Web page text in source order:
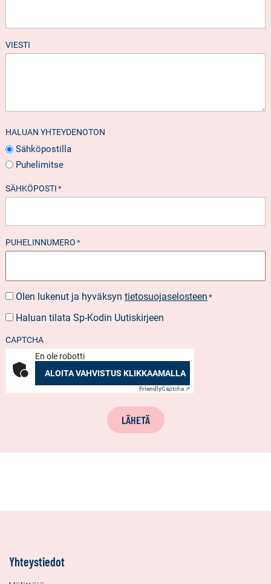
VIESTI
HALUAN YHTEYDENOTON
Sähköpostilla
Puhelimitse
SÄHKÖPOSTI *
PUHELINNUMERO *
SUOSTUMUS*
Olen lukenut ja hyväksyn tietosuojaselosteen *
UUTISKIRJEEN
Haluan tilata Sp-Kodin Uutiskirjeen
CAPTCHA
En ole robotti
ALOITA VAHVISTUS KLIKKAAMALLA
FriendlyCaptcha ⇗
LÄHETÄ
Yhteystiedot